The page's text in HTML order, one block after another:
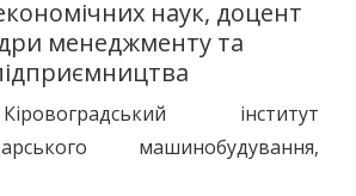
наук, доцент
менеджменту та
інститут
машинобудування,